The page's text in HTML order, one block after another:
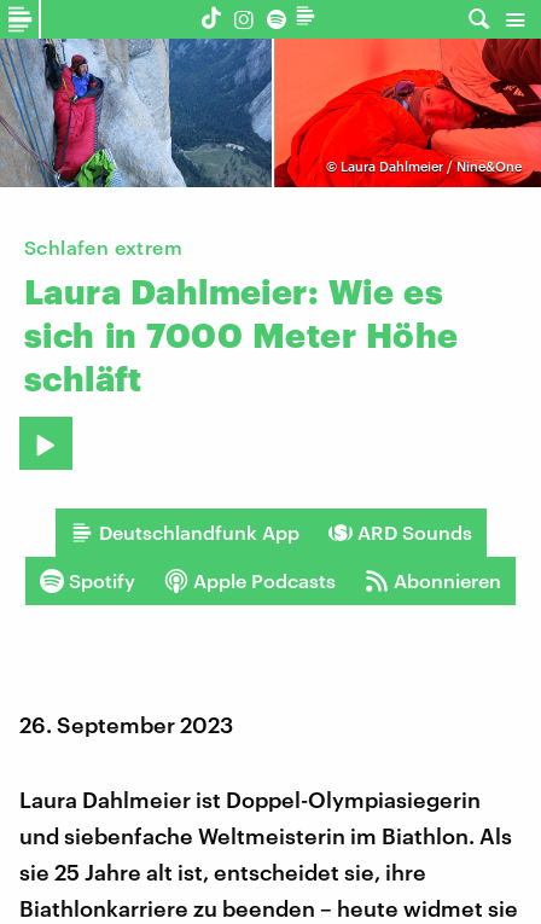
© Laura Dahlmeier / Nine&One
Schlafen extrem
Laura Dahlmeier: Wie es
sich in 7000 Meter Höhe
schläft
Deutschlandfunk App ARD Sounds
Spotify Apple Podcasts Abonnieren
26. September 2023
Laura Dahlmeier ist Doppel-Olympiasiegerin
und siebenfache Weltmeisterin im Biathlon. Als
sie 25 Jahre alt ist, entscheidet sie, ihre
Biathlonkarriere zu beenden – heute widmet sie